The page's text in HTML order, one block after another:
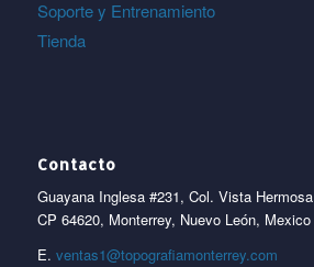
Soporte y Entrenamiento
Tienda
Contacto
Guayana Inglesa #231, Col. Vista Hermosa
CP 64620, Monterrey, Nuevo León, Mexico
E. ventas1@topografiamonterrey.com